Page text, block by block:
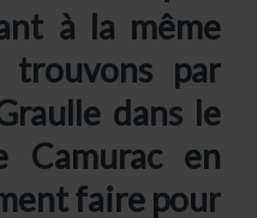
à la même
par
dans le
Camurac en
faire pour